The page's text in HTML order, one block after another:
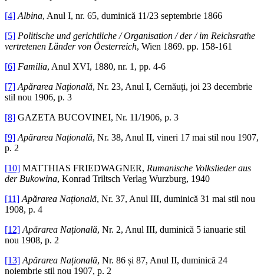
[4] Albina, Anul I, nr. 65, duminică 11/23 septembrie 1866
[5] Politische und gerichtliche / Organisation / der / im Reichsrathe
vertretenen Länder von Öesterreich, Wien 1869. pp. 158-161
[6] Familia, Anul XVI, 1880, nr. 1, pp. 4-6
[7] Apărarea Naţională, Nr. 23, Anul I, Cernăuţi, joi 23 decembrie
stil nou 1906, p. 3
[8] GAZETA BUCOVINEI, Nr. 11/1906, p. 3
[9] Apărarea Națională, Nr. 38, Anul II, vineri 17 mai stil nou 1907,
p. 2
[10] MATTHIAS FRIEDWAGNER, Rumanische Volkslieder aus
der Bukowina, Konrad Triltsch Verlag Wurzburg, 1940
[11] Apărarea Națională, Nr. 37, Anul III, duminică 31 mai stil nou
1908, p. 4
[12] Apărarea Națională, Nr. 2, Anul III, duminică 5 ianuarie stil
nou 1908, p. 2
[13] Apărarea Națională, Nr. 86 și 87, Anul II, duminică 24
noiembrie stil nou 1907, p. 2